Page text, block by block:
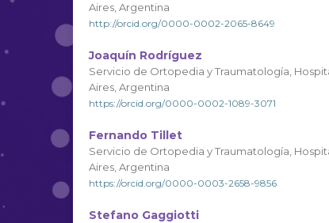
Aires, Argentina
http://orcid.org/0000-0002-2065-8649
Joaquín Rodríguez
Servicio de Ortopedia y Traumatología,
Aires, Argentina
https://orcid.org/0000-0002-1089-3071
Fernando Tillet
Servicio de Ortopedia y Traumatología,
Aires, Argentina
https://orcid.org/0000-0003-2658-9856
Stefano Gaggiotti